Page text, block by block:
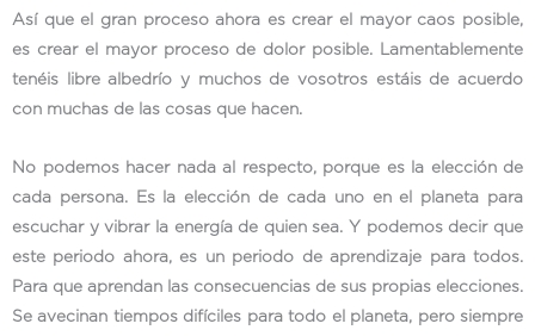
Así que el gran proceso ahora es crear el mayor caos posible,
es crear el mayor proceso de dolor posible. Lamentablemente
tenéis libre albedrío y muchos de vosotros estáis de acuerdo
con muchas de las cosas que hacen.
No podemos hacer nada al respecto, porque es la elección de
cada persona. Es la elección de cada uno en el planeta para
escuchar y vibrar la energía de quien sea. Y podemos decir que
este periodo ahora, es un periodo de aprendizaje para todos.
Para que aprendan las consecuencias de sus propias elecciones.
Se avecinan tiempos difíciles para todo el planeta, pero siempre